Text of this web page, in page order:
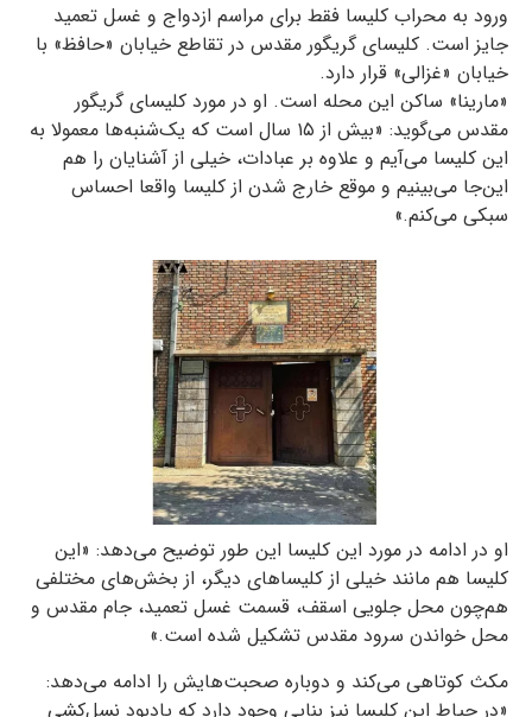
ورود به محراب کلیسا فقط برای مراسم ازدواج و غسل تعمید
جایز است. کلیسای گریگور مقدس در تقاطع خیابان «حافظ» با
خیابان «غزالی» قرار دارد.
«مارینا» ساکن این محله است. او در مورد کلیسای گریگور
مقدس می‌گوید: «بیش از ۱۵ سال است که یک‌شنبه‌ها معمولا به
این کلیسا می‌آیم و علاوه بر عبادات، خیلی از آشنایان را هم
این‌جا می‌بینیم و موقع خارج شدن از کلیسا واقعا احساس
سبکی می‌کنم.»
او در ادامه در مورد این کلیسا این طور توضیح می‌دهد: «این
کلیسا هم مانند خیلی از کلیساهای دیگر، از بخش‌های مختلفی
هم‌چون محل جلویی اسقف، قسمت غسل تعمید، جام مقدس و
محل خواندن سرود مقدس تشکیل شده است.»
مکث کوتاهی می‌کند و دوباره صحبت‌هایش را ادامه می‌دهد:
«در حیاط این کلیسا نیز بنایی وجود دارد که یادبود نسل‌کشی